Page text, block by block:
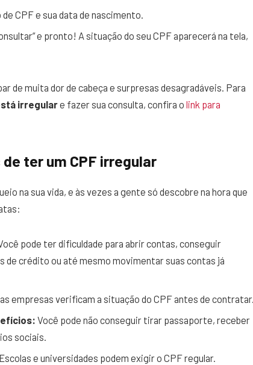
CPF e sua data de nascimento.
e pronto! A situação do seu CPF aparecerá na tela,
de muita dor de cabeça e surpresas desagradáveis. Para
irregulare fazer sua consulta, confira o link para
ter um CPF irregular
na sua vida, e às vezes a gente só descobre na hora que
pode ter dificuldade para abrir contas, conseguir
crédito ou até mesmo movimentar suas contas já
empresas verificam a situação do CPF antes de contratar.
Você pode não conseguir tirar passaporte, receber
sociais.
Escolas e universidades podem exigir o CPF regular.